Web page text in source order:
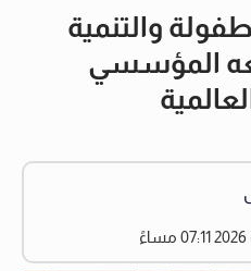
والتنمية
المؤسسي